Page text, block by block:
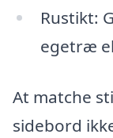
Rustikt:
egetræ
At matche
sidebord